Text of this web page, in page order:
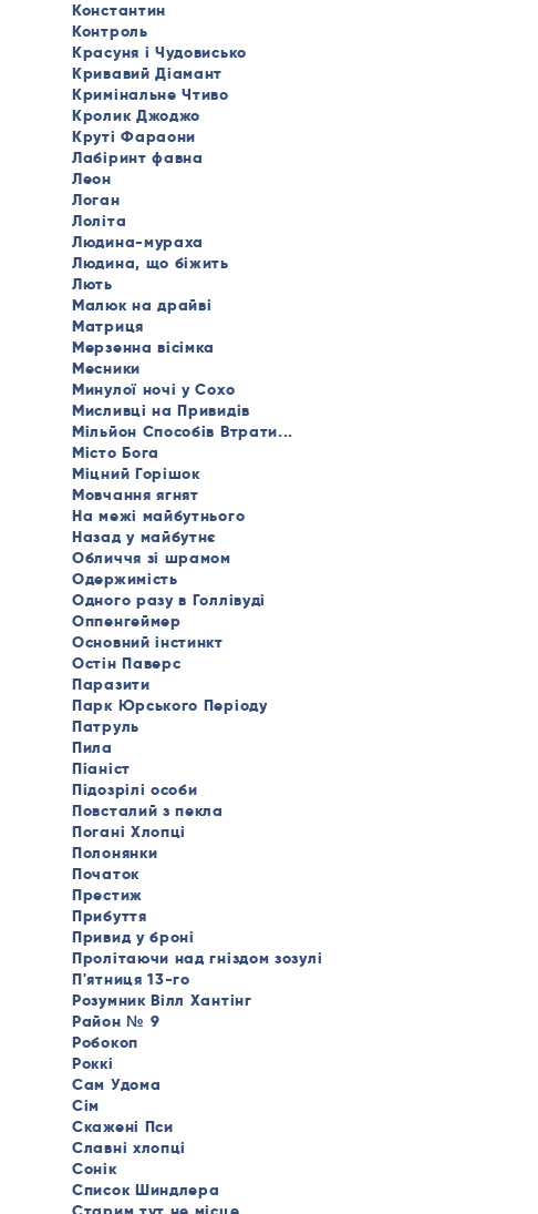
Константин
Контроль
Красуня і Чудовисько
Кривавий Діамант
Кримінальне Чтиво
Кролик Джоджо
Круті Фараони
Лабіринт фавна
Леон
Логан
Лоліта
Людина-мураха
Людина, що біжить
Лють
Малюк на драйві
Матриця
Мерзенна вісімка
Месники
Минулої ночі у Сохо
Мисливці на Привидів
Мільйон Способів Втрати...
Місто Бога
Міцний Горішок
Мовчання ягнят
На межі майбутнього
Назад у майбутнє
Обличчя зі шрамом
Одержимість
Одного разу в Голлівуді
Оппенгеймер
Основний інстинкт
Остін Паверс
Паразити
Парк Юрського Періоду
Патруль
Пила
Піаніст
Підозрілі особи
Повсталий з пекла
Погані Хлопці
Полонянки
Початок
Престиж
Прибуття
Привид у броні
Пролітаючи над гніздом зозулі
П'ятниця 13-го
Розумник Вілл Хантінг
Район № 9
Робокоп
Роккі
Сам Удома
Сім
Скажені Пси
Славні хлопці
Сонік
Список Шиндлера